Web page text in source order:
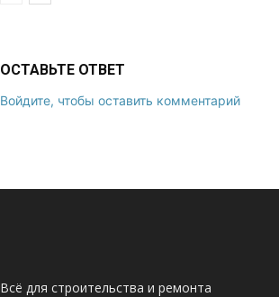
ОСТАВЬТЕ ОТВЕТ
Войдите, чтобы оставить комментарий
Всё для строительства и ремонта